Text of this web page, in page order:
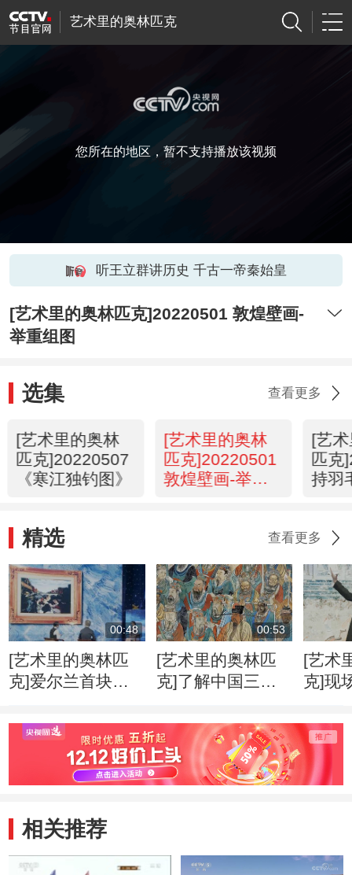
艺术里的奥林匹克
您所在的地区，暂不支持播放该视频
听王立群讲历史 千古一帝秦始皇
[艺术里的奥林匹克]20220501 敦煌壁画-
举重组图
选集 查看更多
[艺术里的奥林
匹克]20220507
《寒江独钓图》
[艺术里的奥林
匹克]20220501
敦煌壁画-举重
[艺
匹克
持羽
精选 查看更多
00:48
[艺术里的奥林匹
克]爱尔兰首块奥
画夺得
00:53
[艺术里的奥林匹
克]了解中国三大
画
[艺术
克]现
相关推荐